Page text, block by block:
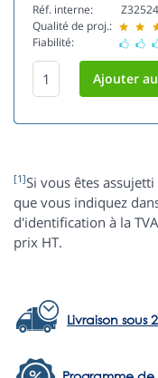
Réf. interne:
Qualité de proj.:
Fiabilité:
[1]Si vous êtes
que vous indiquez
d'identification à la
prix HT.
Livraison sous